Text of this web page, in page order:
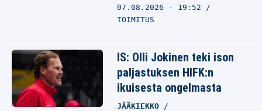
07.08.2026 - 19:52
TOIMITUS
IS: Olli Jokinen teki ison
paljastuksen HIFK:n
ikuisesta ongelmasta
JÄÄKIEKKO